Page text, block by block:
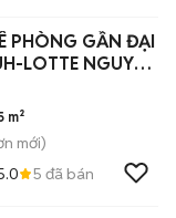
PHÒNG GẦN ĐẠI
LOTTE NGUYỄN
m²
mới)
5 đã bán